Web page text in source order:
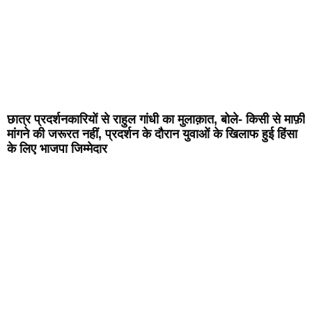
छात्र प्रदर्शनकारियों से राहुल गांधी का मुलाक़ात, बोले- किसी से माफ़ी
मांगने की जरूरत नहीं, प्रदर्शन के दौरान युवाओं के खिलाफ हुई हिंसा
के लिए भाजपा जिम्मेदार